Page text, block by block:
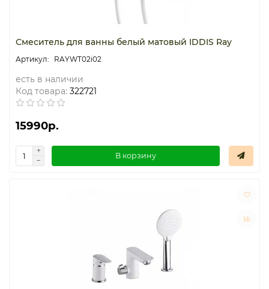
Смеситель для ванны белый матовый IDDIS Ray
RAYWT02i02
есть в наличии
Код товара: 322721
15990р.
В корзину